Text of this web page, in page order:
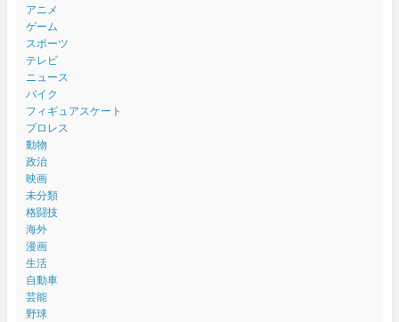
アニメ
ゲーム
スポーツ
テレビ
ニュース
バイク
フィギュアスケート
プロレス
動物
政治
映画
未分類
格闘技
海外
漫画
生活
自動車
芸能
野球